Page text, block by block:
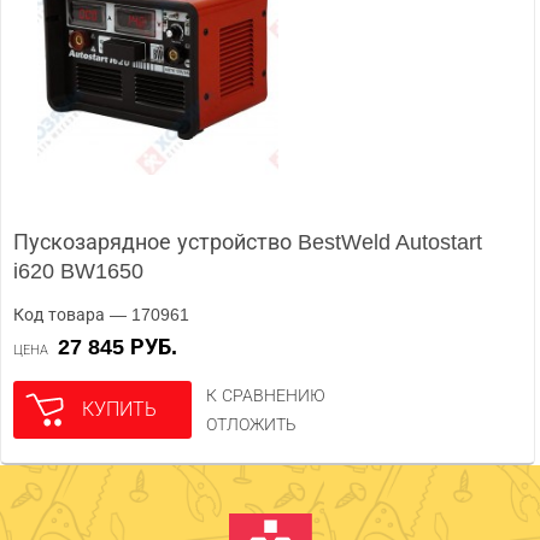
Пускозарядное устройство BestWeld Autostart
i620 BW1650
Код товара — 170961
ЦЕНА 27 845 РУБ.
КУПИТЬ
К СРАВНЕНИЮ
ОТЛОЖИТЬ